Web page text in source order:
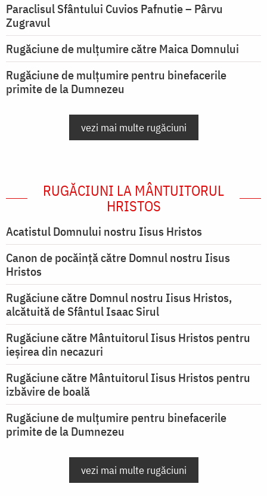
Paraclisul Sfântului Cuvios Pafnutie – Pârvu
Zugravul
Rugăciune de mulţumire către Maica Domnului
Rugăciune de mulțumire pentru binefacerile
primite de la Dumnezeu
vezi mai multe rugăciuni
RUGĂCIUNI LA MÂNTUITORUL
HRISTOS
Acatistul Domnului nostru Iisus Hristos
Canon de pocăință către Domnul nostru Iisus
Hristos
Rugăciune către Domnul nostru Iisus Hristos,
alcătuită de Sfântul Isaac Sirul
Rugăciune către Mântuitorul Iisus Hristos pentru
ieşirea din necazuri
Rugăciune către Mântuitorul Iisus Hristos pentru
izbăvire de boală
Rugăciune de mulțumire pentru binefacerile
primite de la Dumnezeu
vezi mai multe rugăciuni